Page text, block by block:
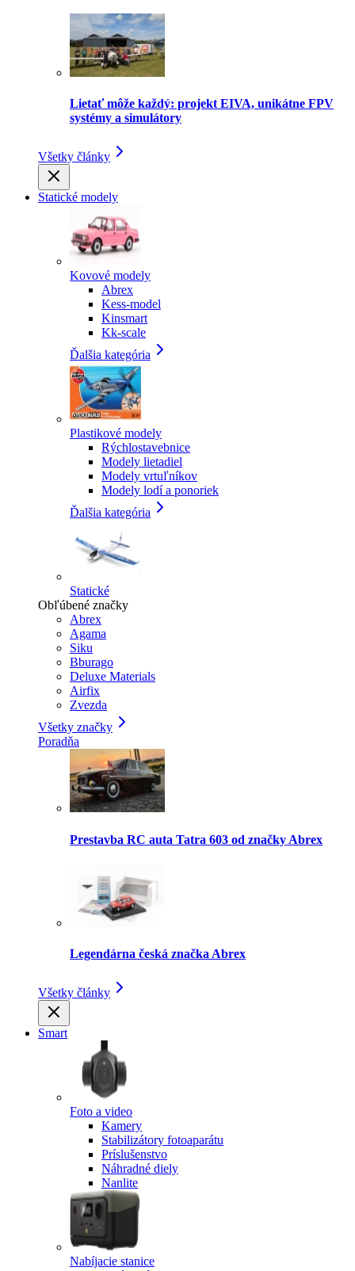
Lietať môže každý: projekt EIVA, unikátne FPV
systémy a simulátory
Všetky články
Statické modely
Kovové modely
Abrex
Kess-model
Kinsmart
Kk-scale
Ďalšia kategória
Plastikové modely
Rýchlostavebnice
Modely lietadiel
Modely vrtuľníkov
Modely lodí a ponoriek
Ďalšia kategória
Statické
Obľúbené značky
Abrex
Agama
Siku
Bburago
Deluxe Materials
Airfix
Zvezda
Všetky značky
Poradňa
Prestavba RC auta Tatra 603 od značky Abrex
Legendárna česká značka Abrex
Všetky články
Smart
Foto a video
Kamery
Stabilizátory fotoaparátu
Príslušenstvo
Náhradné diely
Nanlite
Nabíjacie stanice